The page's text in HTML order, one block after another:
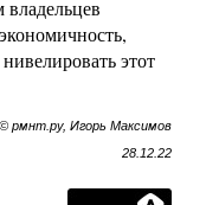
этот
© рмнт.ру, Игорь Максимов
28.12.22